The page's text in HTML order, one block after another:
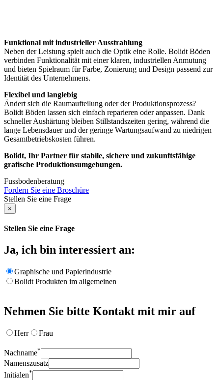
Funktional mit industrieller Ausstrahlung
Neben der Leistung spielt auch die Optik eine Rolle. Bolidt Böden
verbinden Funktionalität mit einer klaren, industriellen Anmutung
und bieten Spielraum für Farbe, Zonierung und Design passend zur
Identität des Unternehmens.
Flexibel und langlebig
Ändert sich die Raumaufteilung oder der Produktionsprozess?
Bolidt Böden lassen sich einfach reparieren oder anpassen. Dank
schneller Aushärtung bleiben Stillstandszeiten gering, während die
lange Lebensdauer und der geringe Wartungsaufwand zu niedrigen
Gesamtbetriebskosten führen.
Bolidt, Ihr Partner für stabile, sichere und zukunftsfähige
grafische Produktionsumgebungen.
Fussbodenberatung
Fordern Sie eine Broschüre
Stellen Sie eine Frage
×
Stellen Sie eine Frage
Ja, ich bin interessiert an:
Graphische und Papierindustrie
Bolidt Produkten im allgemeinen
Nehmen Sie bitte Kontakt mit mir auf
Herr Frau
Nachname*
Namenszusatz
Initialen*